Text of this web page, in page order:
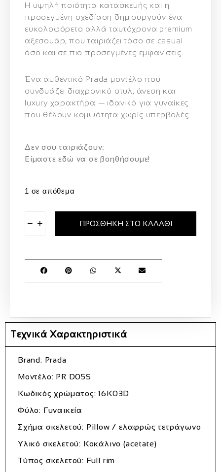
Η υψηλή ποιότητα κατασκευής και η
προσεγμένη σχεδίαση δημιουργούν ένα
ευκολοφόρετο αλλά ταυτόχρονα premium
αξεσουάρ, που ταιριάζει τόσο σε casual
όσο και σε πιο προσεγμένες εμφανίσεις.
Ένα αυθεντικό Prada μοντέλο που
συνδυάζει διαχρονικό στυλ, άνεση και
luxury χαρακτήρα — ιδανικό για γυναίκες
που θέλουν κομψότητα χωρίς υπερβολές.
Δεν σου ταιριάζουν;
Eίμαστε εδώ να σε βοηθήσουμε!
1 σε απόθεμα
− + ΠΡΟΣΘΉΚΗ ΣΤΟ ΚΑΛΆΘΙ
Τεχνικά Χαρακτηριστικά
Brand: Prada
Μοντέλο: PR D05S
Κωδικός χρώματος: 16K03D
Φύλο: Γυναικεία
Σχήμα σκελετού: Pillow / ελαφρώς τετράγωνο
Υλικό σκελετού: Κοκάλινο (acetate)
Τύπος σκελετού: Full rim